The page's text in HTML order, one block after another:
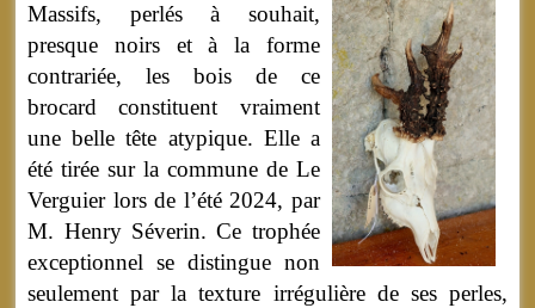
Massifs, perlés à souhait,
presque noirs et à la forme
contrariée, les bois de ce
brocard constituent vraiment
une belle tête atypique. Elle a
été tirée sur la commune de Le
Verguier lors de l’été 2024, par
M. Henry Séverin. Ce trophée
exceptionnel se distingue non
seulement par la texture irrégulière de ses perles,